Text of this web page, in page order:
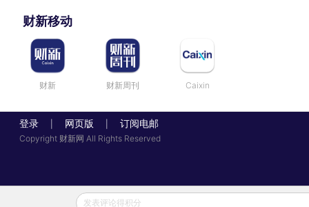
财新移动
财新 财新周刊 Caixin
登录 网页版 订阅电邮
Copyright 财新网 All Rights Reserved
发表评论得积分